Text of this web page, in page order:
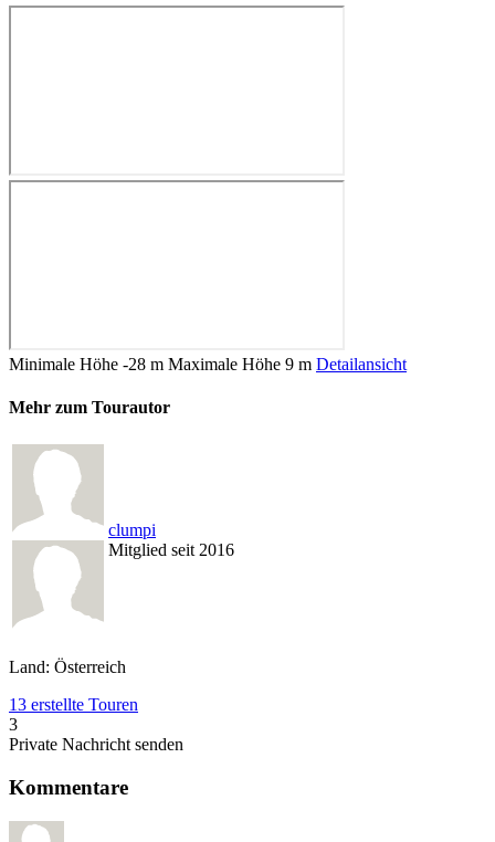
Minimale Höhe -28 m Maximale Höhe 9 m Detailansicht
Mehr zum Tourautor
clumpi
Mitglied seit 2016
Land: Österreich
13 erstellte Touren
3
Private Nachricht senden
Kommentare